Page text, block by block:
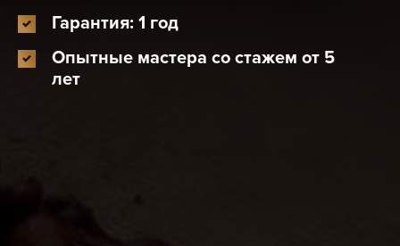
Гарантия: 1 год
Опытные мастера со стажем от 5
лет